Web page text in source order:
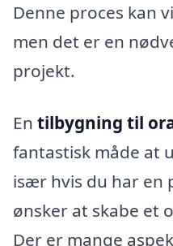
Denne proces kan
men det er en
projekt.
En tilbygning til
fantastisk måde at
især hvis du har en
ønsker at skabe et
Der er mange